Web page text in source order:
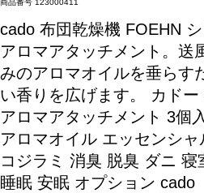
商品番号 123000411
cado 布団乾燥機 FOEHN
アロマアタッチメント。送
みのアロマオイルを垂らす
い香りを広げます。
カド
アロマアタッチメント 3個
アロマオイル エッセンシ
コジラミ 消臭 脱臭 ダニ 寝
睡眠 安眠 オプション cado